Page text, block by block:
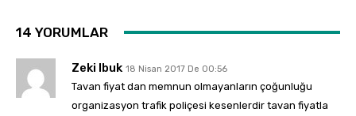
14 YORUMLAR
Zeki Ibuk 18 Nisan 2017 De 00:56
Tavan fiyat dan memnun olmayanların çoğunluğu
organizasyon trafik poliçesi kesenlerdir tavan fiyatla